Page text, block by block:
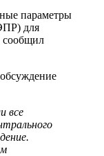
параметры
для
сообщил
все